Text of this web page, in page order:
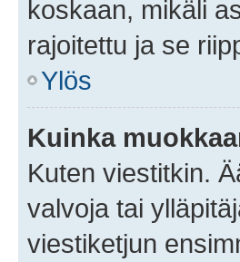
koskaan, mikäli
rajoitettu ja se
Ylös
Kuinka
Kuten viestitkin.
valvoja tai
viestiketjun